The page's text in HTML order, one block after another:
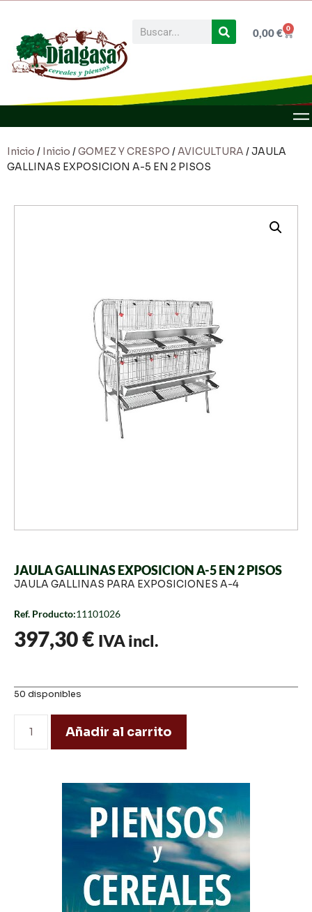
0,00€ 0
Inicio / Inicio /GOMEZ Y CRESPO /AVICULTURA / JAULA
GALLINAS EXPOSICION A-5 EN 2 PISOS
JAULA GALLINAS EXPOSICION A-5 EN 2 PISOS
JAULA GALLINAS PARA EXPOSICIONES A-4
Ref. Producto:11101026
397,30€ IVA incl.
50 disponibles
Añadir al carrito